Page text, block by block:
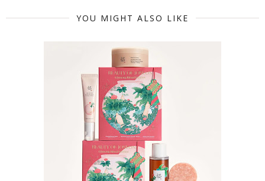
YOU MIGHT ALSO LIKE